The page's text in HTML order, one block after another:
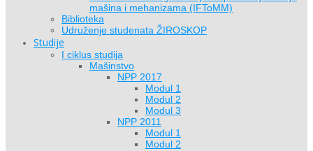
mašina i mehanizama (IFToMM)
Biblioteka
Udruženje studenata ŽIROSKOP
Studije
I ciklus studija
Mašinstvo
NPP 2017
Modul 1
Modul 2
Modul 3
NPP 2011
Modul 1
Modul 2